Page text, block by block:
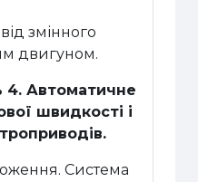
змінного
двигуном.
4. Автоматичне
швидкості і
Система